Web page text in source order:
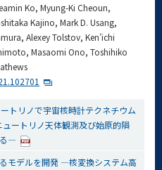
Ko, Myung-Ki Cheoun,
Kajino, Mark D. Usang,
Alexey Tolstov, Ken’ichi
Masaomi Ono, Toshihiko
トリノで宇宙核時計テクネチウム
ートリノ天体観測及び始原的隕
る―
モデルを開発 ―核変換システム高